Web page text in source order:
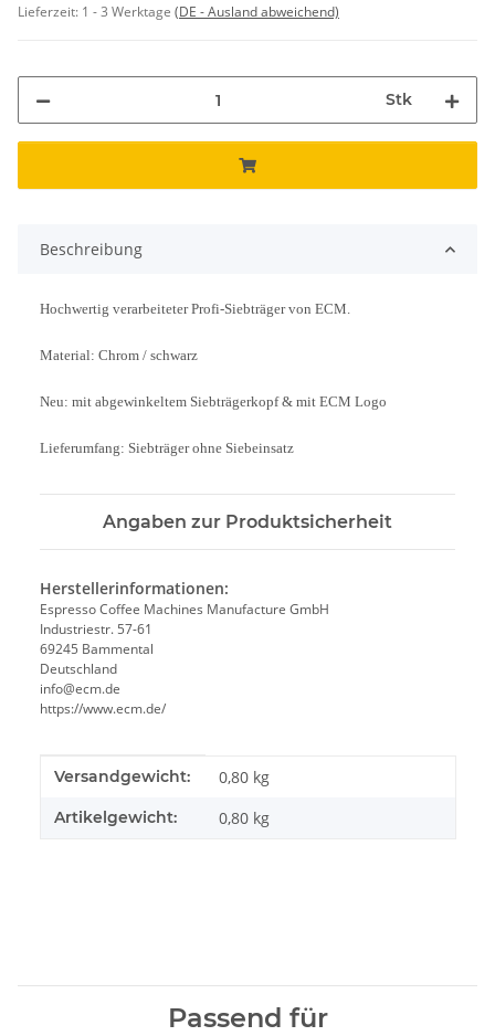
Lieferzeit: 1 - 3 Werktage (DE - Ausland abweichend)
Stk
Beschreibung
Hochwertig verarbeiteter Profi-Siebträger von ECM.
Material: Chrom / schwarz
Neu: mit abgewinkeltem Siebträgerkopf & mit ECM Logo
Lieferumfang: Siebträger ohne Siebeinsatz
Angaben zur Produktsicherheit
Herstellerinformationen:
Espresso Coffee Machines Manufacture GmbH
Industriestr. 57-61
69245 Bammental
Deutschland
info@ecm.de
https://www.ecm.de/
Produkteigenschaft
Wert
Versandgewicht: 0,80 kg
Artikelgewicht: 0,80 kg
Passend für